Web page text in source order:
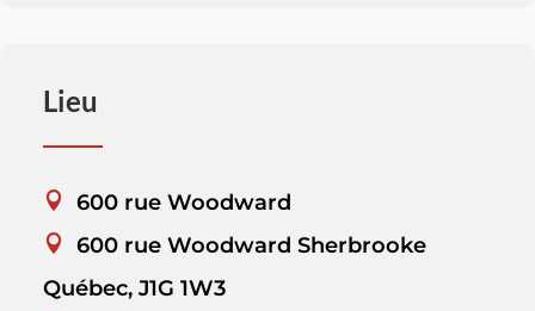
Lieu
600 rue Woodward
600 rue Woodward Sherbrooke
Québec, J1G 1W3